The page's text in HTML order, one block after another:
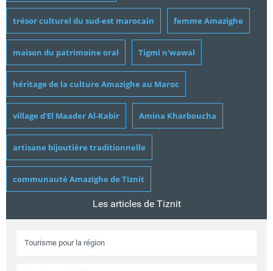
trésor culturel du sud-est marocain femme Amazighe
maison du patrimoine oral Tigmi n'wawal
héritage de la culture Amazighe au Maroc
village d'El Maader Al-Kabir Amina Kharboucha
artisane bijoutière traditionnelle
communauté Amazighe de Tiznit
Les articles de Tiznit
Tourisme pour la région